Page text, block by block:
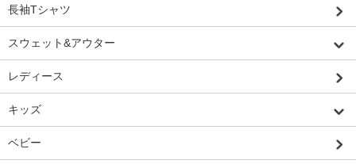
長袖Tシャツ
スウェット&アウター
レディース
キッズ
ベビー